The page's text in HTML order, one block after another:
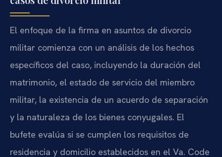
El enfoque de la firma en asuntos de divorcio
militar comienza con un análisis de los hechos
específicos del caso, incluyendo la duración del
matrimonio, el estado de servicio del miembro
militar, la existencia de un acuerdo de separación
y la naturaleza de los bienes conyugales. El
bufete evalúa si se cumplen los requisitos de
residencia y domicilio establecidos en el Va. Code